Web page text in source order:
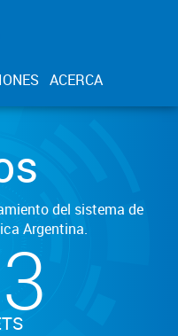
ACERCA
del sistema de
Argentina.